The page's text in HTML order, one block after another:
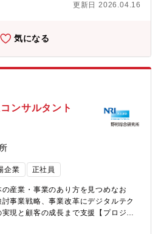
ーバル事業展開など資産運用事業者
ジネスアナリスト/システムアナリス
発展と、「資産運用立国」の実現に
割(リサーチ、コンサルティング、ソ
ネスディベロッパー] 幅広いステーク
商品に関わる法令、当局指針、規制
、 業界をリードするNRIの業界標準
進する役割【具体的な職務内容】◆
スト/システムアナリスト] お客様業
コンサルティング、システム化構想・
社投資でのIT＆BPOサービス事業企
融セグメントの他本部と比較して、
運用／投資顧問会社・信託銀行／資
金（国民年金基金、厚生年金基金、
（自社の年金運営・自己資金運用領
、投信協会、証券業協会など）・情
ンド運用に関する情報）「ファン
更新日 2026.04.16
気になる
ンサルタント
企業 正社員
産業・事業のあり方を見つめなお
事業戦略、事業改革にデジタルテク
現と顧客の成長まで支援【プロジェ